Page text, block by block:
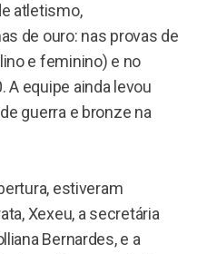
atletismo,
de ouro: nas provas de
e feminino) e no
equipe ainda levou
guerra e bronze na
estiveram
Xexeu, a secretária
Bernardes, e a